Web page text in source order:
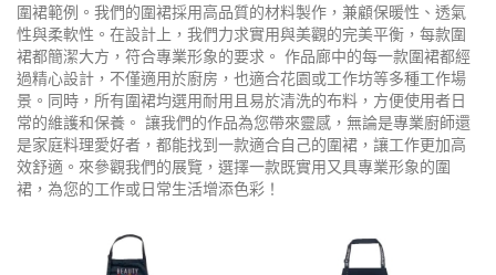
圍裙範例。我們的圍裙採用高品質的材料製作，兼顧保暖性、透氣
性與柔軟性。在設計上，我們力求實用與美觀的完美平衡，每款圍
裙都簡潔大方，符合專業形象的要求。 作品廊中的每一款圍裙都經
過精心設計，不僅適用於廚房，也適合花園或工作坊等多種工作場
景。同時，所有圍裙均選用耐用且易於清洗的布料，方便使用者日
常的維護和保養。 讓我們的作品為您帶來靈感，無論是專業廚師還
是家庭料理愛好者，都能找到一款適合自己的圍裙，讓工作更加高
效舒適。來參觀我們的展覽，選擇一款既實用又具專業形象的圍
裙，為您的工作或日常生活增添色彩！